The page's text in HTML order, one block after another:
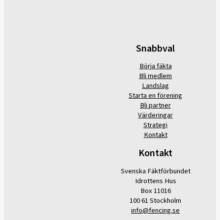
Snabbval
Börja fäkta
Bli medlem
Landslag
Starta en förening
Bli partner
Värderingar
Strategi
Kontakt
Kontakt
Svenska Fäktförbundet
Idrottens Hus
Box 11016
100 61 Stockholm
info@fencing.se